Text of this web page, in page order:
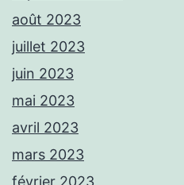
août 2023
juillet 2023
juin 2023
mai 2023
avril 2023
mars 2023
février 2023